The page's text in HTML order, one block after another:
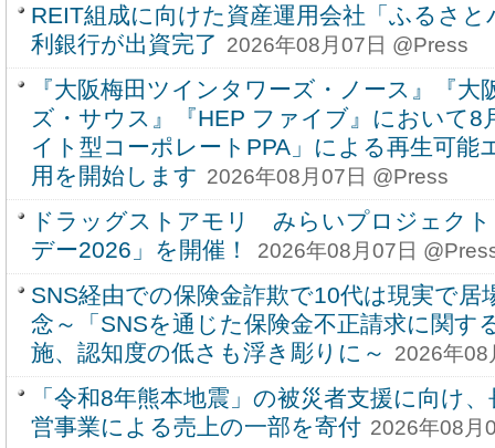
REIT組成に向けた資産運用会社「ふるさ
利銀行が出資完了 2026年08月07日 @Press
『大阪梅田ツインタワーズ・ノース』『
ズ・サウス』『HEP ファイブ』において8
イト型コーポレートPPA」による再生可能
用を開始します 2026年08月07日 @Press
ドラッグストアモリ みらいプロジェクト
デー2026」を開催！
2026年08月07日
SNS経由での保険金詐欺で10代は現実で居
念～「SNSを通じた保険金不正請求に関す
施、認知度の低さも浮き彫りに～
2026年08
「令和8年熊本地震」の被災者支援に向け
営事業による売上の一部を寄付 2026年08月